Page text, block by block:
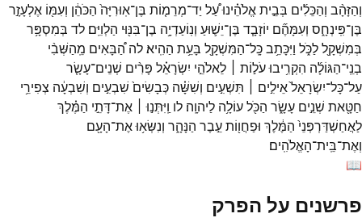
וְהַזָּהָ֨ב וְהַכֵּלִ֜ים בְּבֵ֣יתאֱלֹהֵ֗ינוּעַ֠ל יַד־מְרֵמ֤וֹת בֶּן־אֽוּרִיָּה֙ הַכֹּהֵ֔ן וְעִמּ֖וֹ אֶלְעָזָ֣ר
בֶּן־פִּֽינְחָ֑ס וְעִמָּהֶ֞ם יוֹזָבָ֧ד בֶּן־יֵשׁ֛וּעַ וְנֽוֹעַדְיָ֥ה בֶן־בִּנּ֖וּי הַלְוִיִּֽם׃ לד בְּמִסְפָּ֥ר
בְּמִשְׁקָ֖ללַכֹּ֑ל וַיִּכָּתֵ֥בכָּֽל־הַמִּשְׁקָ֖ל בָּעֵ֥ת הַהִֽיא׃לה הַ֠בָּאִים מֵֽהַשְּׁבִ֨י
בְנֵֽי־הַגּוֹלָ֜ה הִקְרִ֥יבוּעֹל֣וֹת ׀ לֵאלֹהֵ֣י יִשְׂרָאֵ֗ל פָּרִ֨ים שְׁנֵים־עָשָׂ֤ר
עַל־כָּל־יִשְׂרָאֵל֙אֵילִ֣ים ׀ תִּשְׁעִ֣ים וְשִׁשָּׁ֗ה כְּבָשִׂים֙ שִׁבְעִ֣ים וְשִׁבְעָ֔ה צְפִירֵ֥י
חַטָּ֖את שְׁנֵ֣ים עָשָׂ֑ר הַכֹּ֖לעוֹלָ֥ה לַיהוָֽה׃ לו וַֽיִּתְּנ֣וּ ׀ אֶת־דָּתֵ֣י הַמֶּ֗לֶךְ
לַאֲחַשְׁדַּרְפְּנֵי֙ הַמֶּ֔לֶךְ וּפַחֲו֖וֹתעֵ֣בֶר הַנָּהָ֑ר וְנִשְּׂא֥וּאֶת־הָעָ֖ם
וְאֶת־בֵּֽית־הָאֱלֹהִֽים׃
📖
פרשנים על הפרק